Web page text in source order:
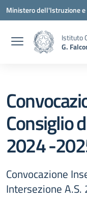
Vai ai contenuti
Vai al menu di navigazione
Vai al footer
Ministero dell'Istruzione
Istituto
G.
Consiglio
2024 -
Convocazione
Intersezione